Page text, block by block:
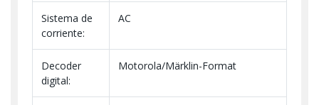
Sistema de
corriente:
AC
Decoder
digital:
Motorola/Märklin-Format